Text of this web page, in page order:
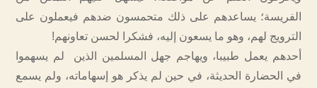
الفريسة؛ يساعدهم على ذلك متحمسون ضدهم فيعملون على
الترويج لهم، وهو ما يسعون إليه، فشكرا لحسن تعاونهم!
أحدهم يعمل طبيبا، ويهاجم جهل المسلمين الذين لم يسهموا
في الحضارة الحديثة، في حين لم يذكر هو إسهاماته، ولم يسمع